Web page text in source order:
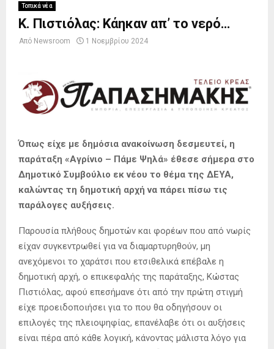
Τοπικά νέα
Κ. Πιστιόλας: Κάηκαν απ’ το νερό…
Από Newsroom 1 Νοεμβρίου 2024
Όπως είχε με δημόσια ανακοίνωση δεσμευτεί, η
παράταξη «Αγρίνιο – Πάμε Ψηλά» έθεσε σήμερα στο
Δημοτικό Συμβούλιο εκ νέου το θέμα της ΔΕΥΑ,
καλώντας τη δημοτική αρχή να πάρει πίσω τις
παράλογες αυξήσεις.
Παρουσία πλήθους δημοτών και φορέων που από νωρίς
είχαν συγκεντρωθεί για να διαμαρτυρηθούν, μη
ανεχόμενοι το χαράτσι που ετσιθελικά επέβαλε η
δημοτική αρχή, ο επικεφαλής της παράταξης, Κώστας
Πιστιόλας, αφού επεσήμανε ότι από την πρώτη στιγμή
είχε προειδοποιήσει για το που θα οδηγήσουν οι
επιλογές της πλειοψηφίας, επανέλαβε ότι οι αυξήσεις
είναι πέρα από κάθε λογική, κάνοντας μάλιστα λόγο για